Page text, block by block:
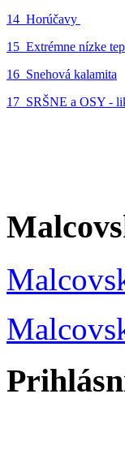
14_Horúčavy
15_Extrémne nízke
16_Snehová kalamita
17_SRŠNE a OSY -